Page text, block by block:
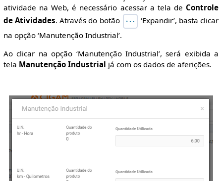
atividade na Web, é necessário acessar a tela de Controle
de Atividades. Através do botão
‘Expandir’, basta clicar
na opção ‘Manutenção Industrial’.
Ao clicar na opção ‘Manutenção Industrial’, será exibida a
tela Manutenção Industrial já com os dados de aferições.